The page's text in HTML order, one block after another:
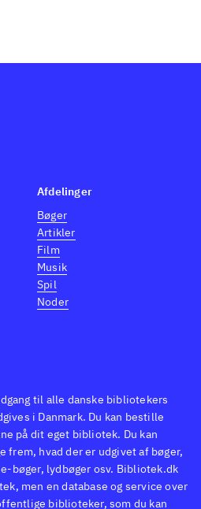
til alle danske bibliotekers
i Danmark. Du kan bestille
på dit eget bibliotek. Du kan
frem, hvad der er udgivet af bøger,
bøger, lydbøger osv. Bibliotek.dk
men en database og service over
biblioteker, som du kan
Afdelinger
Bøger
Artikler
Film
Musik
Spil
Noder